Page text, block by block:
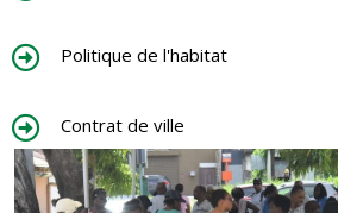
Politique de l'habitat
Contrat de ville